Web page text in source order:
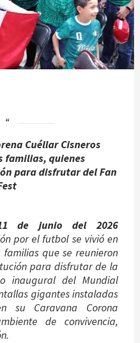
Cuéllar Cisneros
familias, quienes
para disfrutar del Fan
de junio del 2026
por el futbol se vivió en
que se reunieron
para disfrutar de la
inaugural del Mundial
gigantes instaladas
su Caravana Corona
de convivencia,